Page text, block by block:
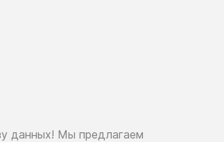
данных! Мы предлагаем